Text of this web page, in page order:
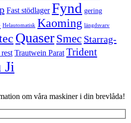
Fast stödlager Fynd gering
Helautomatisk Kaoming längdsvarv
QuaserSmec Starrag-
Trautwein Parat Trident
Ji
om våra maskiner i din brevlåda!